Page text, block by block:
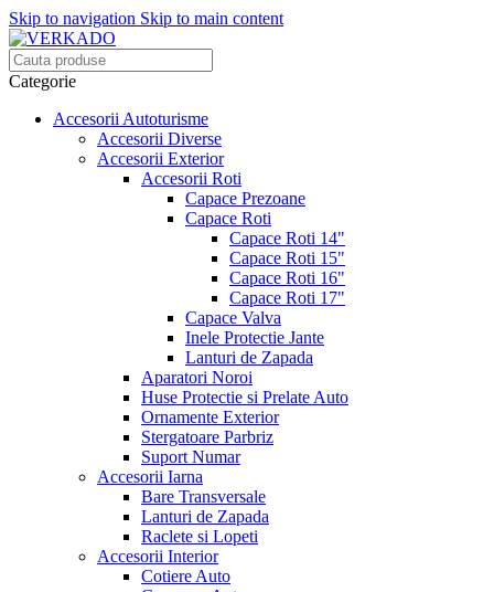
Skip to navigation Skip to main content
Categorie
Accesorii Autoturisme
Accesorii Diverse
Accesorii Exterior
Accesorii Roti
Capace Prezoane
Capace Roti
Capace Roti 14"
Capace Roti 15"
Capace Roti 16"
Capace Roti 17"
Capace Valva
Inele Protectie Jante
Lanturi de Zapada
Aparatori Noroi
Huse Protectie si Prelate Auto
Ornamente Exterior
Stergatoare Parbriz
Suport Numar
Accesorii Iarna
Bare Transversale
Lanturi de Zapada
Raclete si Lopeti
Accesorii Interior
Cotiere Auto